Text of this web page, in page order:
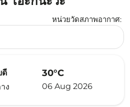
หน่วยวัดสภาพอากาศ:
ยส Selected
ดี
ง
30°C
06 Aug 2026